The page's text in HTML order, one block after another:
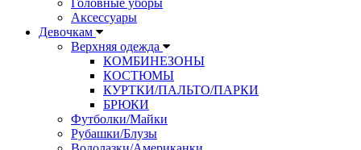
Аксессуары
Девочкам
Верхняя одежда
КОМБИНЕЗОНЫ
КОСТЮМЫ
КУРТКИ/ПАЛЬТО/ПАРКИ
БРЮКИ
Футболки/Майки
Рубашки/Блузы